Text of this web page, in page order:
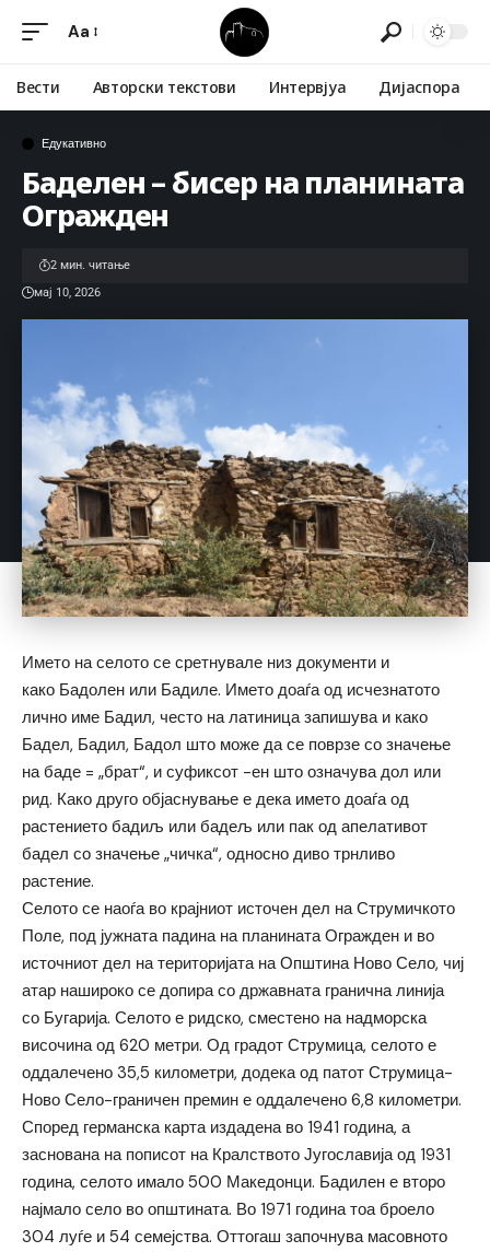
Aa
Вести Авторски текстови Интервјуа Дијаспора
Едукативно
Баделен – бисер на планината
Огражден
мај 10, 2026
2 мин. читање
Името на селото се сретнувале низ документи и
како Бадолен или Бадиле. Името доаѓа од исчезнатото
лично име Бадил, често на латиница запишува и како
Бадел, Бадил, Бадол што може да се поврзе со значење
на баде = „брат“, и суфиксот -ен што означува дол или
рид. Како друго објаснување е дека името доаѓа од
растението бадиљ или бадељ или пак од апелативот
бадел со значење „чичка“, односно диво трнливо
растение.
Селото се наоѓа во крајниот источен дел на Струмичкото
Поле, под јужната падина на планината Огражден и во
источниот дел на територијата на Општина Ново Село, чиј
атар нашироко се допира со државната гранична линија
со Бугарија. Селото е ридско, сместено на надморска
височина од 620 метри. Од градот Струмица, селото е
оддалечено 35,5 километри, додека од патот Струмица-
Ново Село-граничен премин е оддалечено 6,8 километри.
Според германска карта издадена во 1941 година, а
заснована на пописот на Кралството Југославија од 1931
година, селото имало 500 Македонци. Бадилен е второ
најмало село во општината. Во 1971 година тоа броело
304 луѓе и 54 семејства. Оттогаш започнува масовното